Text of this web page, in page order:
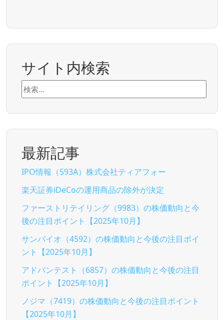
サイト内検索
検
索:
最新記事
IPO情報（593A）株式会社ティアフォー
楽天証券iDeCoの運用商品の除外が決定
ファーストリテイリング（9983）の株価動向と今
後の注目ポイント【2025年10月】
サンバイオ（4592）の株価動向と今後の注目ポイ
ント【2025年10月】
アドバンテスト（6857）の株価動向と今後の注目
ポイント【2025年10月】
ノジマ（7419）の株価動向と今後の注目ポイント
【2025年10月】